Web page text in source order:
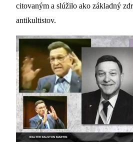
citovaným a slúžilo ako základný
antikultistov.